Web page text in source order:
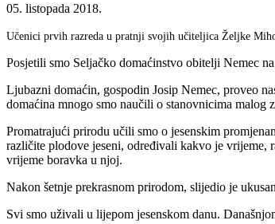
05. listopada 2018.
Učenici prvih razreda u pratnji svojih učiteljica Željke
Posjetili smo Seljačko domaćinstvo obitelji Nemec
Ljubazni domaćin, gospodin Josip Nemec, proveo
domaćina mnogo smo naučili o stanovnicima
Promatrajući prirodu učili smo o jesenskim
različite plodove jeseni, određivali kakvo je vrijeme,
vrijeme boravka u njoj.
Nakon šetnje prekrasnom prirodom, slijedio je
Svi smo uživali u lijepom jesenskom danu.